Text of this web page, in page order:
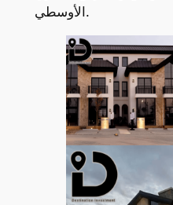
الأوسطي.